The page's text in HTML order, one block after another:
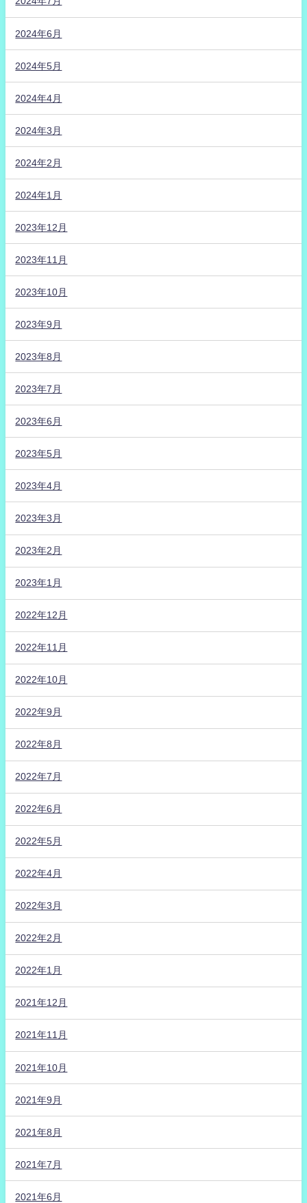
2024年6月
2024年5月
2024年4月
2024年3月
2024年2月
2024年1月
2023年12月
2023年11月
2023年10月
2023年9月
2023年8月
2023年7月
2023年6月
2023年5月
2023年4月
2023年3月
2023年2月
2023年1月
2022年12月
2022年11月
2022年10月
2022年9月
2022年8月
2022年7月
2022年6月
2022年5月
2022年4月
2022年3月
2022年2月
2022年1月
2021年12月
2021年11月
2021年10月
2021年9月
2021年8月
2021年7月
2021年6月